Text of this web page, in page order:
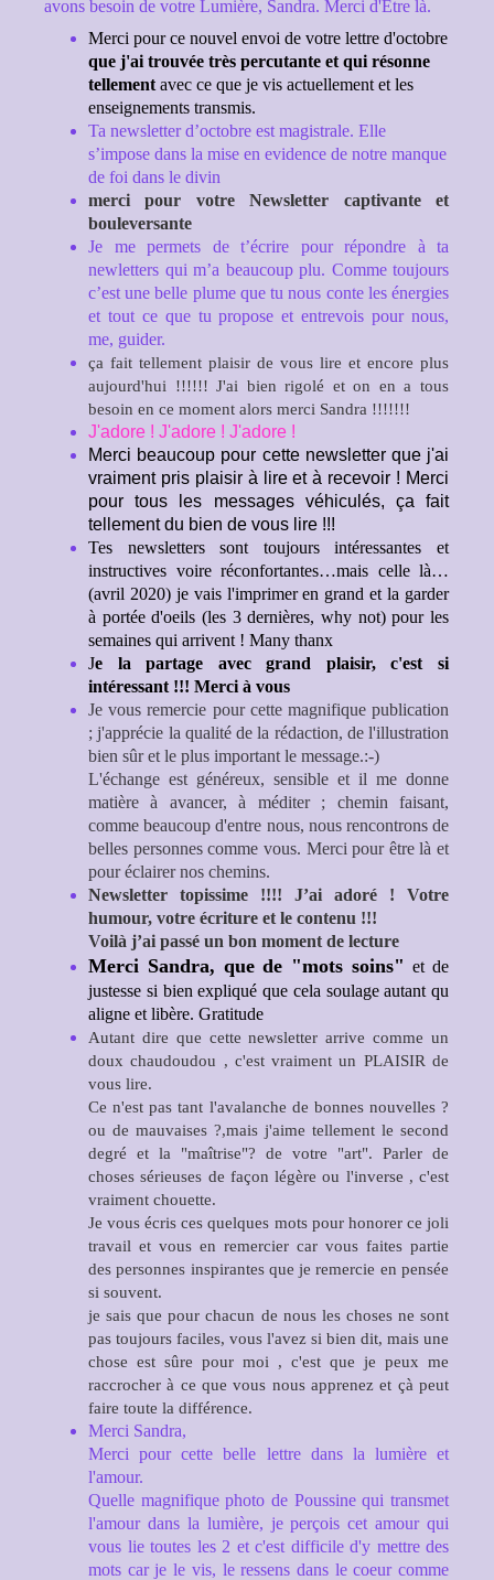
avons besoin de votre Lumière, Sandra. Merci d'Etre là.
Merci pour ce nouvel envoi de votre lettre d'octobre
que j'ai trouvée très percutante et qui résonne
tellement avec ce que je vis actuellement et les
enseignements transmis.
Ta newsletter d’octobre est magistrale. Elle
s’impose dans la mise en evidence de notre manque
de foi dans le divin
merci pour votre Newsletter captivante et
bouleversante
Je me permets de t’écrire pour répondre à ta
newletters qui m’a beaucoup plu. Comme toujours
c’est une belle plume que tu nous conte les énergies
et tout ce que tu propose et entrevois pour nous,
me, guider.
ça fait tellement plaisir de vous lire et encore plus
aujourd'hui !!!!!! J'ai bien rigolé et on en a tous
besoin en ce moment alors merci Sandra !!!!!!!
J'adore ! J'adore ! J'adore !
Merci beaucoup pour cette newsletter que j'ai
vraiment pris plaisir à lire et à recevoir ! Merci
pour tous les messages véhiculés, ça fait
tellement du bien de vous lire !!!
Tes newsletters sont toujours intéressantes et
instructives voire réconfortantes…mais celle là…
(avril 2020) je vais l'imprimer en grand et la garder
à portée d'oeils (les 3 dernières, why not) pour les
semaines qui arrivent ! Many thanx
Je la partage avec grand plaisir, c'est si
intéressant !!! Merci à vous
Je vous remercie pour cette magnifique publication
; j'apprécie la qualité de la rédaction, de l'illustration
bien sûr et le plus important le message.:-)
L'échange est généreux, sensible et il me donne
matière à avancer, à méditer ; chemin faisant,
comme beaucoup d'entre nous, nous rencontrons de
belles personnes comme vous. Merci pour être là et
pour éclairer nos chemins.
Newsletter topissime !!!! J’ai adoré ! Votre
humour, votre écriture et le contenu !!!
Voilà j’ai passé un bon moment de lecture
Merci Sandra, que de "mots soins" et de
justesse si bien expliqué que cela soulage autant qu
aligne et libère. Gratitude
Autant dire que cette newsletter arrive comme un
doux chaudoudou , c'est vraiment un PLAISIR de
vous lire.
Ce n'est pas tant l'avalanche de bonnes nouvelles ?
ou de mauvaises ?,mais j'aime tellement le second
degré et la "maîtrise"? de votre "art". Parler de
choses sérieuses de façon légère ou l'inverse , c'est
vraiment chouette.
Je vous écris ces quelques mots pour honorer ce joli
travail et vous en remercier car vous faites partie
des personnes inspirantes que je remercie en pensée
si souvent.
je sais que pour chacun de nous les choses ne sont
pas toujours faciles, vous l'avez si bien dit, mais une
chose est sûre pour moi , c'est que je peux me
raccrocher à ce que vous nous apprenez et çà peut
faire toute la différence.
Merci Sandra,
Merci pour cette belle lettre dans la lumière et
l'amour.
Quelle magnifique photo de Poussine qui transmet
l'amour dans la lumière, je perçois cet amour qui
vous lie toutes les 2 et c'est difficile d'y mettre des
mots car je le vis, le ressens dans le coeur comme